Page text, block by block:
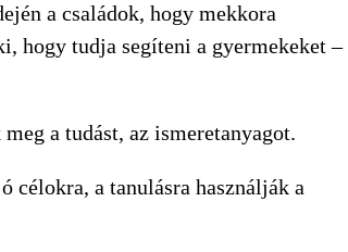
a családok, hogy mekkora
hogy tudja segíteni a gyermekeket –
a tudást, az ismeretanyagot.
célokra, a tanulásra használják a